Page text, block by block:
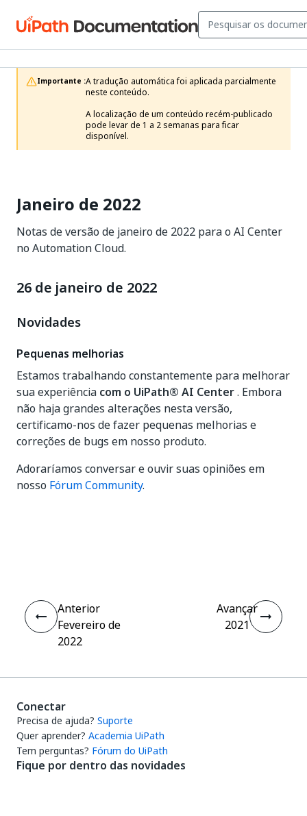
Importante :A tradução automática foi aplicada parcialmente
neste conteúdo.
A localização de um conteúdo recém-publicado
pode levar de 1 a 2 semanas para ficar
disponível.
Janeiro de 2022
Notas de versão de janeiro de 2022 para o AI Center
no Automation Cloud.
26 de janeiro de 2022
Novidades
Pequenas melhorias
Estamos trabalhando constantemente para melhorar
sua experiência com o UiPath® AI Center. Embora
não haja grandes alterações nesta versão,
certificamo-nos de fazer pequenas melhorias e
correções de bugs em nosso produto.
Adoraríamos conversar e ouvir suas opiniões em
nosso Fórum Community.
Anterior
Fevereiro de
2022
Avançar
2021
Conectar
Precisa de ajuda? Suporte
Quer aprender? Academia UiPath
Tem perguntas? Fórum do UiPath
Fique por dentro das novidades